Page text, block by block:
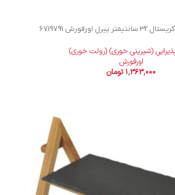
اورفورش 6719791
(شیرینی خوری) (رولت خوری)
اورفورش
1,363,000 تومان